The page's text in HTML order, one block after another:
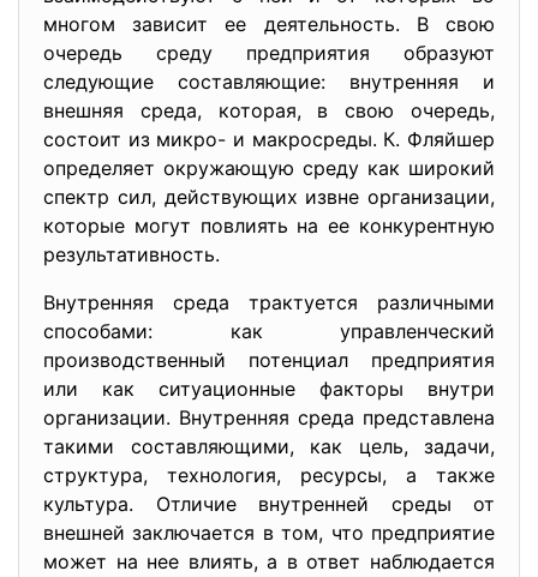
многом зависит ее деятельность. В свою
очередь среду предприятия образуют
следующие составляющие: внутренняя и
внешняя среда, которая, в свою очередь,
состоит из микро- и макросреды. К. Фляйшер
определяет окружающую среду как широкий
спектр сил, действующих извне организации,
которые могут повлиять на ее конкурентную
результативность.
Внутренняя среда трактуется различными
способами: как управленческий
производственный потенциал предприятия
или как ситуационные факторы внутри
организации. Внутренняя среда представлена
такими составляющими, как цель, задачи,
структура, технология, ресурсы, а также
культура. Отличие внутренней среды от
внешней заключается в том, что предприятие
может на нее влиять, а в ответ наблюдается